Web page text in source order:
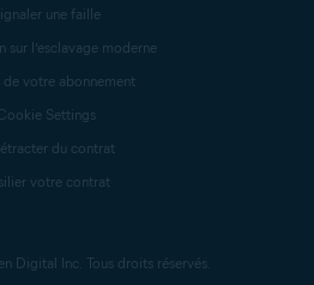
Digital Inc. Tous droits réservés.
une faille
sur l’esclavage moderne
de votre abonnement
Settings
du contrat
votre contrat